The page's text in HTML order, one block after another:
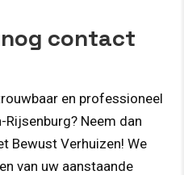
nog contact
en professioneel
Neem dan
Bewust Verhuizen! We
van uw aanstaande